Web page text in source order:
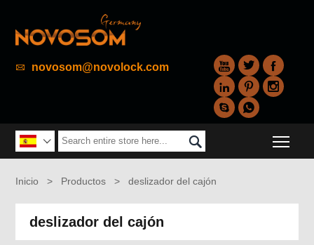
 novosom@novolock.com  






 
Inicio > Productos > deslizador del cajón
deslizador del cajón